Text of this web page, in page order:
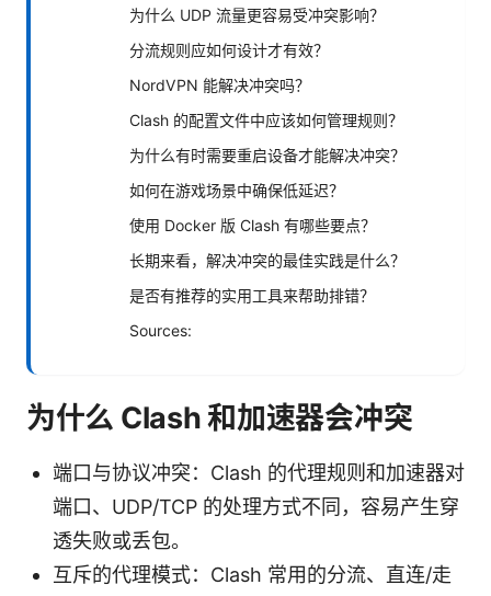
为什么 UDP 流量更容易受冲突影响？
分流规则应如何设计才有效？
NordVPN 能解决冲突吗？
Clash 的配置文件中应该如何管理规则？
为什么有时需要重启设备才能解决冲突？
如何在游戏场景中确保低延迟？
使用 Docker 版 Clash 有哪些要点？
长期来看，解决冲突的最佳实践是什么？
是否有推荐的实用工具来帮助排错？
Sources:
为什么 Clash 和加速器会冲突
端口与协议冲突：Clash 的代理规则和加速器对
端口、UDP/TCP 的处理方式不同，容易产生穿
透失败或丢包。
互斥的代理模式：Clash 常用的分流、直连/走